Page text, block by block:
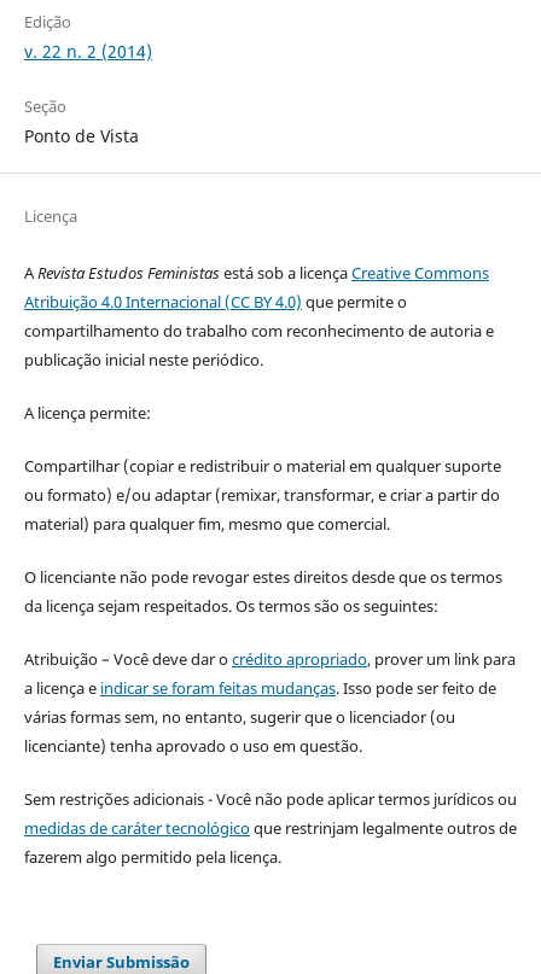
Edição
v. 22 n. 2 (2014)
Seção
Ponto de Vista
Licença
ARevista Estudos Feministasestá sob a licençaCreative Commons
Atribuição 4.0 Internacional (CC BY 4.0) que permite o
compartilhamento do trabalho com reconhecimento de autoria e
publicação inicial neste periódico.
A licença permite:
Compartilhar (copiar e redistribuir o material em qualquer suporte
ou formato) e/ou adaptar (remixar, transformar, e criar a partir do
material) para qualquer fim, mesmo que comercial.
O licenciante não pode revogar estes direitos desde que os termos
da licença sejam respeitados. Os termos são os seguintes:
Atribuição – Você deve dar ocrédito apropriado, prover um link para
a licença e indicar se foram feitas mudanças. Isso pode ser feito de
várias formas sem, no entanto, sugerir que o licenciador (ou
licenciante) tenha aprovado o uso em questão.
Sem restrições adicionais - Você não pode aplicar termos jurídicos ou
medidas de caráter tecnológicoque restrinjam legalmente outros de
fazerem algo permitido pela licença.
Enviar Submissão